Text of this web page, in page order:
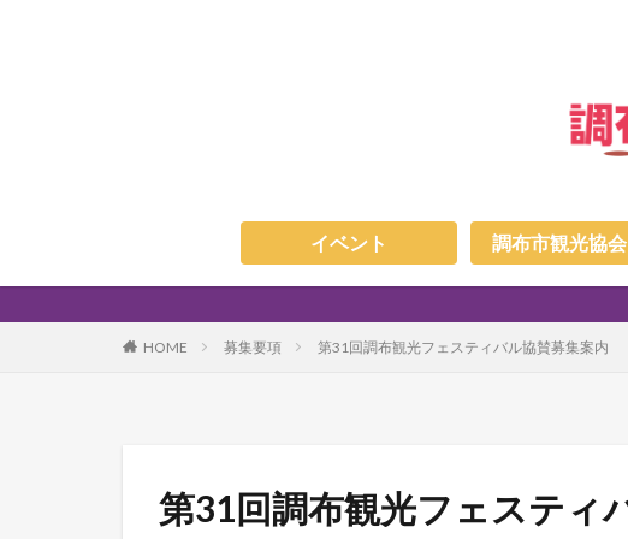
イベント 調布市観光協
HOME 募集要項 第31回調布観光フェスティバル協賛募集案内
第31回調布観光フェスティ